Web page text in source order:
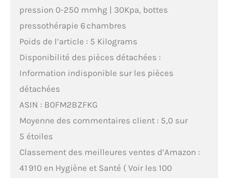
pression 0-250 mmhg | 30Kpa, bottes
pressothérapie 6 chambres
Poids de l’article : 5 Kilograms
Disponibilité des pièces détachées :
Information indisponible sur les pièces
détachées
ASIN : B0FM2BZFKG
Moyenne des commentaires client : 5,0 sur
5 étoiles
Classement des meilleures ventes d’Amazon :
41 910 en Hygiène et Santé ( Voir les 100